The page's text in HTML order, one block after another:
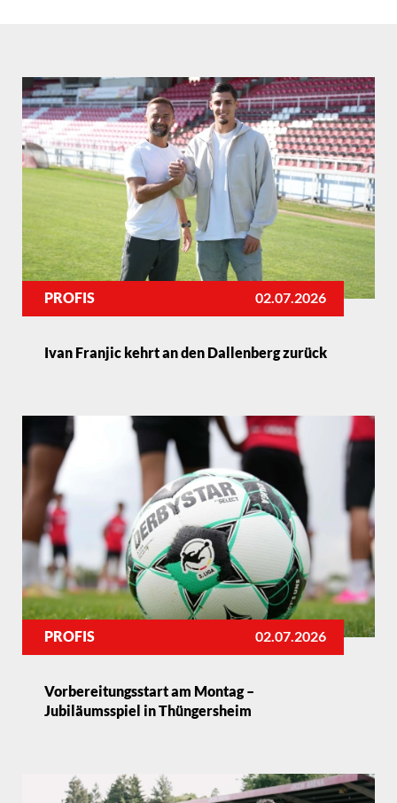
Ivan Franjic kehrt an den Dallenberg zurück
PROFIS 02.07.2026
Vorbereitungsstart am Montag –
Jubiläumsspiel in Thüngersheim
PROFIS 02.07.2026